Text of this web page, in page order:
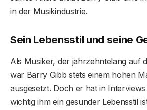
in der Musikindustrie.
Sein Lebensstil und seine
Als Musiker, der jahrzehntelang auf
war Barry Gibb stets einem hohen
ausgesetzt. Doch er hat in
wichtig ihm ein gesunder Lebensstil